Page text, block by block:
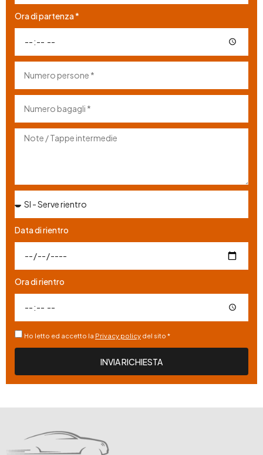
Ora di partenza *
Data di rientro
Ora di rientro
Ho letto ed accetto la Privacy policy del sito *
INVIA RICHIESTA